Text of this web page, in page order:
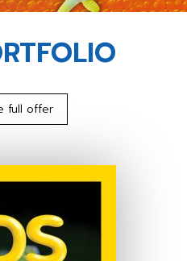
full offer